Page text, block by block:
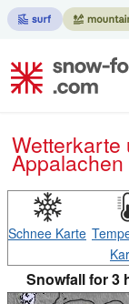
Wetterkarte und Schneebedingungen für
Appalachen
Schnee Karte
Snowfall for 3